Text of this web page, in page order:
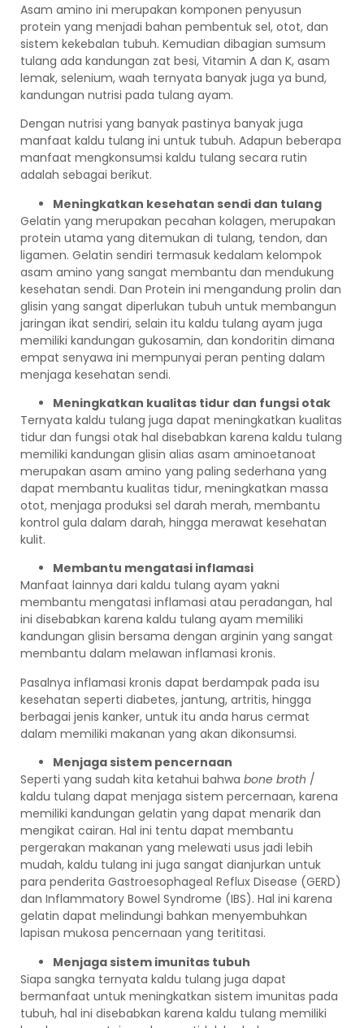
Asam amino ini merupakan komponen penyusun
protein yang menjadi bahan pembentuk sel, otot, dan
sistem kekebalan tubuh. Kemudian dibagian sumsum
tulang ada kandungan zat besi, Vitamin A dan K, asam
lemak, selenium, waah ternyata banyak juga ya bund,
kandungan nutrisi pada tulang ayam.
Dengan nutrisi yang banyak pastinya banyak juga
manfaat kaldu tulang ini untuk tubuh. Adapun beberapa
manfaat mengkonsumsi kaldu tulang secara rutin
adalah sebagai berikut.
Meningkatkan kesehatan sendi dan tulang
Gelatin yang merupakan pecahan kolagen, merupakan
protein utama yang ditemukan di tulang, tendon, dan
ligamen. Gelatin sendiri termasuk kedalam kelompok
asam amino yang sangat membantu dan mendukung
kesehatan sendi. Dan Protein ini mengandung prolin dan
glisin yang sangat diperlukan tubuh untuk membangun
jaringan ikat sendiri, selain itu kaldu tulang ayam juga
memiliki kandungan gukosamin, dan kondoritin dimana
empat senyawa ini mempunyai peran penting dalam
menjaga kesehatan sendi.
Meningkatkan kualitas tidur dan fungsi otak
Ternyata kaldu tulang juga dapat meningkatkan kualitas
tidur dan fungsi otak hal disebabkan karena kaldu tulang
memiliki kandungan glisin alias asam aminoetanoat
merupakan asam amino yang paling sederhana yang
dapat membantu kualitas tidur, meningkatkan massa
otot, menjaga produksi sel darah merah, membantu
kontrol gula dalam darah, hingga merawat kesehatan
kulit.
Membantu mengatasi inflamasi
Manfaat lainnya dari kaldu tulang ayam yakni
membantu mengatasi inflamasi atau peradangan, hal
ini disebabkan karena kaldu tulang ayam memiliki
kandungan glisin bersama dengan arginin yang sangat
membantu dalam melawan inflamasi kronis.
Pasalnya inflamasi kronis dapat berdampak pada isu
kesehatan seperti diabetes, jantung, artritis, hingga
berbagai jenis kanker, untuk itu anda harus cermat
dalam memiliki makanan yang akan dikonsumsi.
Menjaga sistem pencernaan
Seperti yang sudah kita ketahui bahwa bone broth /
kaldu tulang dapat menjaga sistem percernaan, karena
memiliki kandungan gelatin yang dapat menarik dan
mengikat cairan. Hal ini tentu dapat membantu
pergerakan makanan yang melewati usus jadi lebih
mudah, kaldu tulang ini juga sangat dianjurkan untuk
para penderita Gastroesophageal Reflux Disease (GERD)
dan Inflammatory Bowel Syndrome (IBS). Hal ini karena
gelatin dapat melindungi bahkan menyembuhkan
lapisan mukosa pencernaan yang terititasi.
Menjaga sistem imunitas tubuh
Siapa sangka ternyata kaldu tulang juga dapat
bermanfaat untuk meningkatkan sistem imunitas pada
tubuh, hal ini disebabkan karena kaldu tulang memiliki